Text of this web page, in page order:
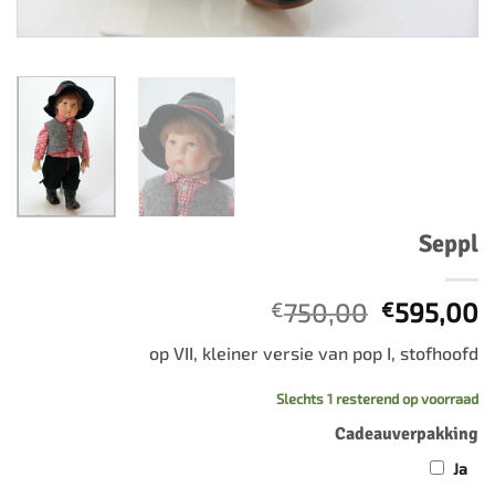
Seppl
€750,00
was:
€750,00.
€595,00
op VII, kleiner versie van pop I, stofhoofd
Slechts 1 resterend op voorraad
Cadeauverpakking
Ja